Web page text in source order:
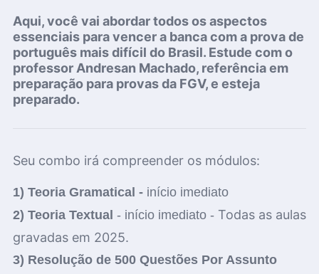
Aqui, você vai abordar todos osaspectos
essenciaispara vencer a banca com a prova de
português mais difícil do Brasil. Estude com o
professor Andresan Machado, referência em
preparação para provas da FGV, e esteja
preparado.
Seu combo irá compreender os módulos:
1) Teoria Gramatical - início imediato
2) Teoria Textual - início imediato - Todas as aulas
gravadas em 2025.
3) Resolução de 500 Questões Por Assunto